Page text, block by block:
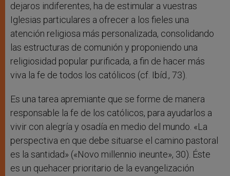
dejaros indiferentes, ha de estimular a vuestras
Iglesias particulares a ofrecer a los fieles una
atención religiosa más personalizada, consolidando
las estructuras de comunión y proponiendo una
religiosidad popular purificada, a fin de hacer más
viva la fe de todos los católicos (cf. Ibíd., 73).
Es una tarea apremiante que se forme de manera
responsable la fe de los católicos, para ayudarlos a
vivir con alegría y osadía en medio del mundo. «La
perspectiva en que debe situarse el camino pastoral
es la santidad» («Novo millennio ineunte», 30). Éste
es un quehacer prioritario de la evangelización